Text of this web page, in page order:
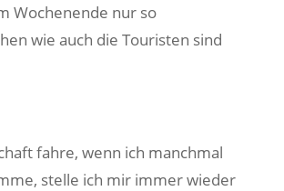
Wochenende nur so
wie auch die Touristen sind
fahre, wenn ich manchmal
stelle ich mir immer wieder